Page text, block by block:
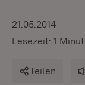
21.05.2014
Lesezeit: 1
Teilen